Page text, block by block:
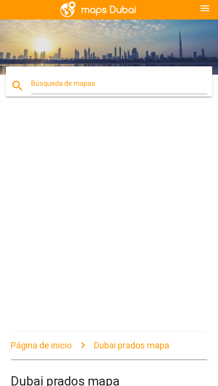
menu
search Búsqueda de mapas
Página de inicio Dubai prados mapa
Dubai prados mapa